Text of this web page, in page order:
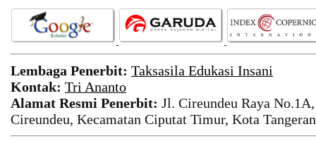
Lembaga Penerbit: Taksasila Edukasi Insani
Kontak: Tri Ananto
Alamat Resmi Penerbit: Jl. Cireundeu Raya
Cireundeu, Kecamatan Ciputat Timur, Kota